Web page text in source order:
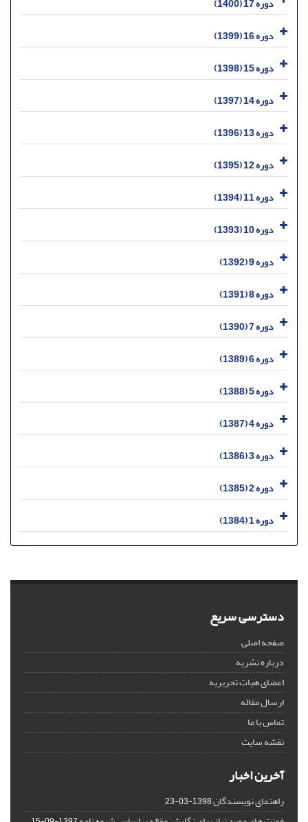
دوره 16 (1399)
دوره 15 (1398)
دوره 14 (1397)
دوره 13 (1396)
دوره 12 (1395)
دوره 11 (1394)
دوره 10 (1393)
دوره 9 (1392)
دوره 8 (1391)
دوره 7 (1390)
دوره 6 (1389)
دوره 5 (1388)
دوره 4 (1387)
دوره 3 (1386)
دوره 2 (1385)
دوره 1 (1384)
دسترسی سریع
صفحه اصلی
درباره نشریه
اعضای هیات تحریریه
ارسال مقاله
تماس با ما
نقشه سایت
آخرین اخبار
راهنمای نویسندگان1398-03-23